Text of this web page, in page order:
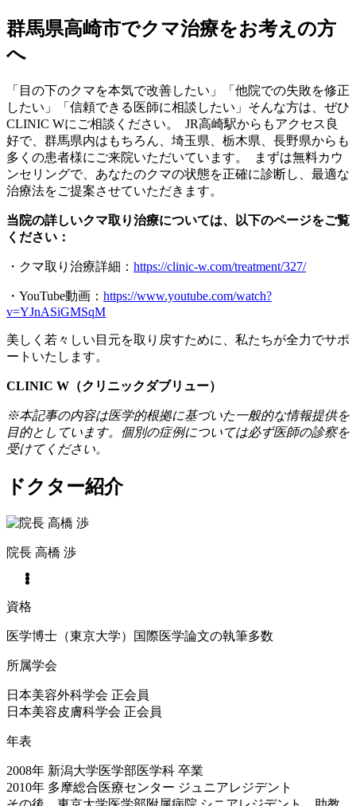
群馬県高崎市でクマ治療をお考えの方
へ
「目の下のクマを本気で改善したい」「他院での失敗を修正
したい」「信頼できる医師に相談したい」そんな方は、ぜひ
CLINIC Wにご相談ください。 JR高崎駅からもアクセス良
好で、群馬県内はもちろん、埼玉県、栃木県、長野県からも
多くの患者様にご来院いただいています。 まずは無料カウ
ンセリングで、あなたのクマの状態を正確に診断し、最適な
治療法をご提案させていただきます。
当院の詳しいクマ取り治療については、以下のページをご覧
ください：
・クマ取り治療詳細： https://clinic-w.com/treatment/327/
・YouTube動画： https://www.youtube.com/watch?
v=YJnASiGMSqM
美しく若々しい目元を取り戻すために、私たちが全力でサポ
ートいたします。
CLINIC W（クリニックダブリュー）
※本記事の内容は医学的根拠に基づいた一般的な情報提供を
目的としています。個別の症例については必ず医師の診察を
受けてください。
ドクター紹介
院長 高橋 渉
資格
医学博士（東京大学）国際医学論文の執筆多数
所属学会
日本美容外科学会 正会員
日本美容皮膚科学会 正会員
年表
2008年 新潟大学医学部医学科 卒業
2010年 多摩総合医療センター ジュニアレジデント